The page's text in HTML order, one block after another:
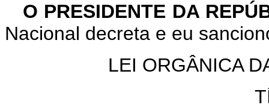
O PRESIDENTE DA
Nacional decreta e eu
LEI ORGÂNICA